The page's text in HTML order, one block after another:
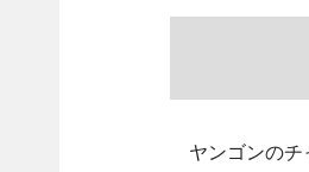
ヤンゴンのチ